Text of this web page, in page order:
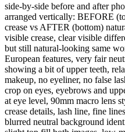
side-by-side before and after
arranged vertically: BEFORE
crease vs AFTER (bottom)
visible crease, clear visible
but still natural-looking same
European features, very fair
showing a bit of upper teeth,
makeup, no eyeliner, no false
crop on eyes, eyebrows and
at eye level, 90mm macro lens
crease details, lash line, fine
blurred neutral background